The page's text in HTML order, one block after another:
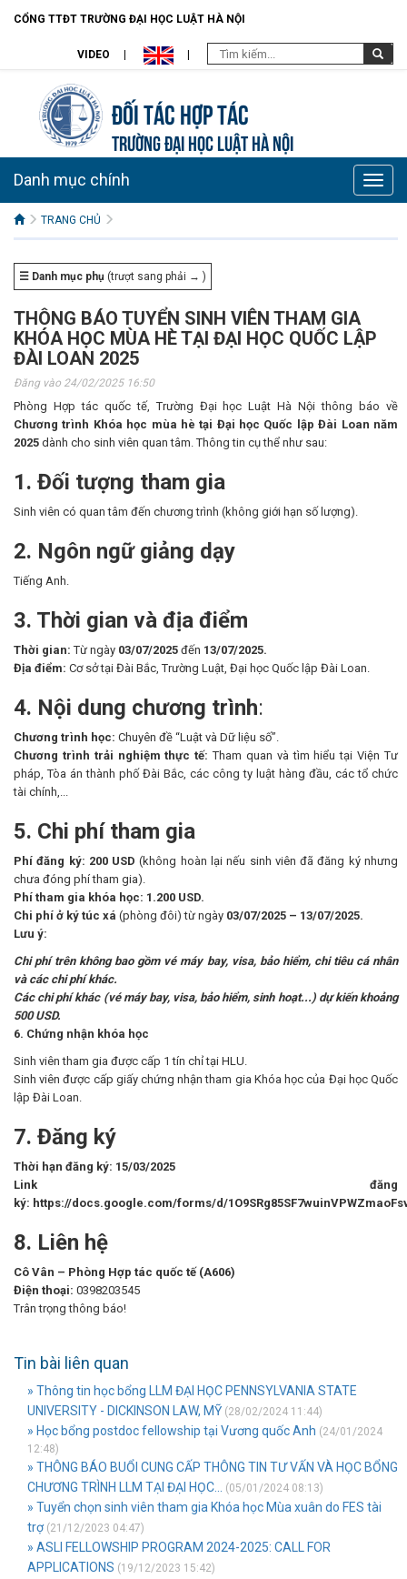
CỔNG TTĐT TRƯỜNG ĐẠI HỌC LUẬT HÀ NỘI
VIDEO
Đối tác hợp tác
TRƯỜNG ĐẠI HỌC LUẬT HÀ NỘI
Toggle
Danh mục chính
TRANG CHỦ
☰ Danh mục phụ (trượt sang phải → )
THÔNG BÁO TUYỂN SINH VIÊN THAM GIA
KHÓA HỌC MÙA HÈ TẠI ĐẠI HỌC QUỐC LẬP
ĐÀI LOAN 2025
Đăng vào 24/02/2025 16:50
Phòng Hợp tác quốc tế, Trường Đại học Luật Hà Nội thông báo về
Chương trình Khóa học mùa hè tại Đại học Quốc lập Đài Loan năm
2025 dành cho sinh viên quan tâm. Thông tin cụ thể như sau:
1. Đối tượng tham gia
Sinh viên có quan tâm đến chương trình (không giới hạn số lượng).
2. Ngôn ngữ giảng dạy
Tiếng Anh.
3. Thời gian và địa điểm
Thời gian: Từ ngày 03/07/2025 đến 13/07/2025.
Địa điểm: Cơ sở tại Đài Bắc, Trường Luật, Đại học Quốc lập Đài Loan.
4. Nội dung chương trình:
Chương trình học: Chuyên đề “Luật và Dữ liệu số”.
Chương trình trải nghiệm thực tế: Tham quan và tìm hiểu tại Viện Tư
pháp, Tòa án thành phố Đài Bắc, các công ty luật hàng đầu, các tổ chức
tài chính,...
5. Chi phí tham gia
Phí đăng ký: 200 USD (không hoàn lại nếu sinh viên đã đăng ký nhưng
chưa đóng phí tham gia).
Phí tham gia khóa học: 1.200 USD.
Chi phí ở ký túc xá (phòng đôi) từ ngày 03/07/2025 – 13/07/2025.
Lưu ý:
Chi phí trên không bao gồm vé máy bay, visa, bảo hiểm, chi tiêu cá nhân
và các chi phí khác.
Các chi phí khác (vé máy bay, visa, bảo hiểm, sinh hoạt...) dự kiến khoảng
500 USD.
6. Chứng nhận khóa học
Sinh viên tham gia được cấp 1 tín chỉ tại HLU.
Sinh viên được cấp giấy chứng nhận tham gia Khóa học của Đại học Quốc
lập Đài Loan.
7. Đăng ký
Thời hạn đăng ký: 15/03/2025
Link đăng
ký: https://docs.google.com/forms/d/
8. Liên hệ
Cô Vân – Phòng Hợp tác quốc tế (A606)
Điện thoại: 0398203545
Trân trọng thông báo!
Tin bài liên quan
» Thông tin học bổng LLM ĐẠI HỌC PENNSYLVANIA STATE
UNIVERSITY - DICKINSON LAW, MỸ (28/02/2024 11:44)
» Học bổng postdoc fellowship tại Vương quốc Anh (24/01/2024
12:48)
» THÔNG BÁO BUỔI CUNG CẤP THÔNG TIN TƯ VẤN VÀ HỌC BỔNG
CHƯƠNG TRÌNH LLM TẠI ĐẠI HỌC...
(05/01/2024 08:13)
» Tuyển chọn sinh viên tham gia Khóa học Mùa xuân do FES tài
trợ(21/12/2023 04:47)
» ASLI FELLOWSHIP PROGRAM 2024-2025: CALL FOR
APPLICATIONS (19/12/2023 15:42)